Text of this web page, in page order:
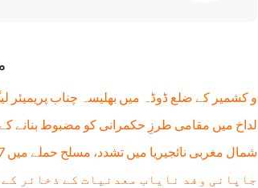
و کشمیر کے ضلع ڈوڈہ میں بھلیسہ چناب پریمیئر
لداخ میں مقامی طرزِ حکمرانی کو مضبوط بنانے کے لیے 17 نئی
شمال مغربی نائجیریا میں تشدد، مسلح حملے میں 17 کسان ہلاک، 13 زخمی
جاپانی وفد نایاب معدنیات کے ذخائر